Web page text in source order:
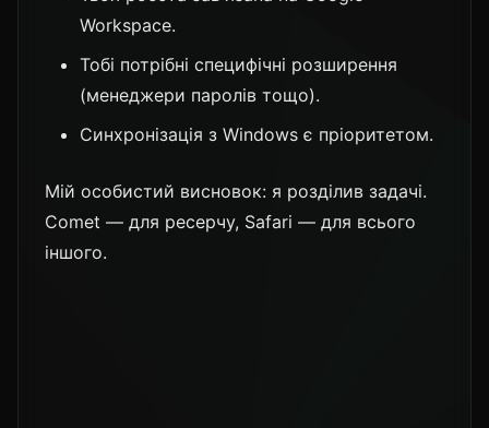
Workspace.
Тобі потрібні специфічні розширення
(менеджери паролів тощо).
Синхронізація з Windows є пріоритетом.
Мій особистий висновок: я розділив задачі.
Comet — для ресерчу, Safari — для всього
іншого.